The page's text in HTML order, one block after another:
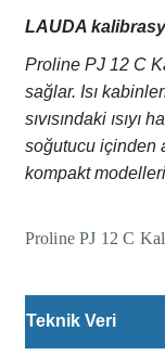
LAUDA
Proline PJ 12 C
sağlar. Isı
sıvısındaki
soğutucu içinden
kompakt
Proline PJ 12 C
Teknik Veri